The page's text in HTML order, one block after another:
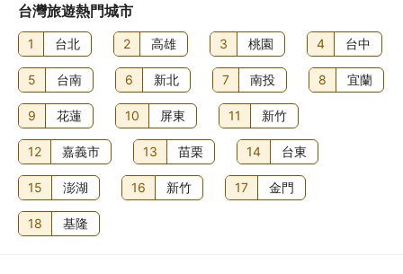
台灣旅遊熱門城市
1 台北 2 高雄 3 桃園 4 台中
5 台南 6 新北 7 南投 8 宜蘭
9 花蓮 10 屏東 11 新竹
12 嘉義市 13 苗栗 14 台東
15 澎湖 16 新竹 17 金門
18 基隆